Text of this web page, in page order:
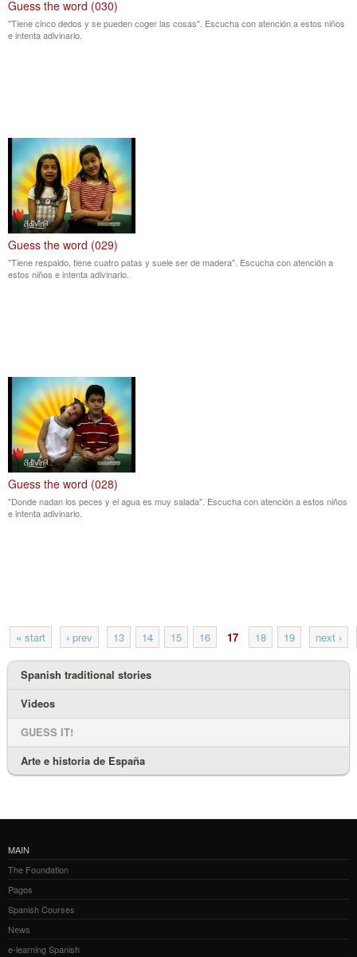
Guess the word (030)
"Tiene cinco dedos y se pueden coger las cosas". Escucha con atención a estos niños
e intenta adivinarlo.
Guess the word (029)
"Tiene respaldo, tiene cuatro patas y suele ser de madera". Escucha con atención a
estos niños e intenta adivinarlo.
Guess the word (028)
"Donde nadan los peces y el agua es muy salada". Escucha con atención a estos niños
e intenta adivinarlo.
« start ‹ prev 13 14 15 16 17 18 19 next ›
Spanish traditional stories
Videos
GUESS IT!
Arte e historia de España
MAIN
The Foundation
Pagos
Spanish Courses
News
e-learning Spanish